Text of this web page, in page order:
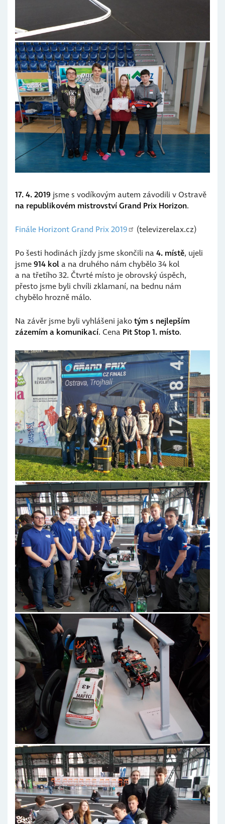
17. 4. 2019 jsme s vodíkovým autem závodili v Ostravě
na republikovém mistrovství Grand Prix Horizon.
Finále Horizont Grand Prix 2019 (televizerelax.cz)
Po šesti hodinách jízdy jsme skončili na 4. místě, ujeli
jsme914 kola na druhého nám chybělo 34 kol
a na třetího 32. Čtvrté místo je obrovský úspěch,
přesto jsme byli chvíli zklamaní, na bednu nám
chybělo hrozně málo.
Na závěr jsme byli vyhlášeni jakotým s nejlepším
zázemím a komunikací. Cena Pit Stop 1. místo.